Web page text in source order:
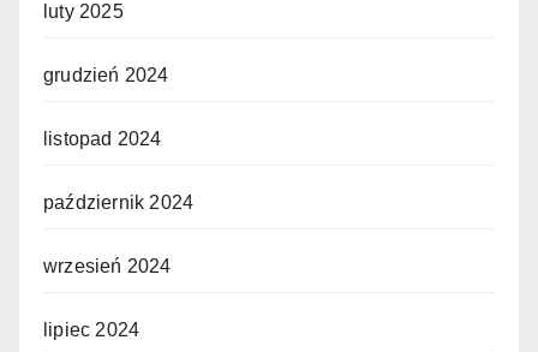
luty 2025
grudzień 2024
listopad 2024
październik 2024
wrzesień 2024
lipiec 2024